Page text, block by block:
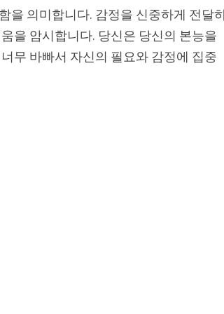
을 의미합니다. 감정을 신중하게 전달
을 암시합니다. 당신은 당신의 본능을
무 바빠서 자신의 필요와 감정에 집중